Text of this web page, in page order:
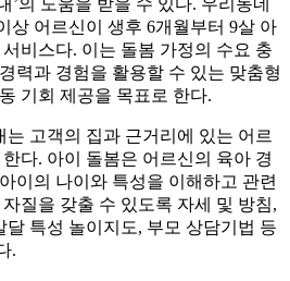
’의 도움을 받을 수 있다. 우리동네
상 어르신이 생후 6개월부터 9살 아
비스다. 이는 돌봄 가정의 수요 충
력과 경험을 활용할 수 있는 맞춤형
기회 제공을 목표로 한다.
고객의 집과 근거리에 있는 어르
다. 아이 돌봄은 어르신의 육아 경
이의 나이와 특성을 이해하고 관련
질을 갖출 수 있도록 자세 및 방침,
달 특성 놀이지도, 부모 상담기법 등
.